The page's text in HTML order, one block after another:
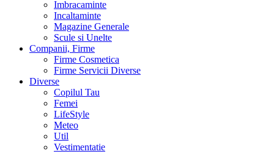
Imbracaminte
Incaltaminte
Magazine Generale
Scule si Unelte
Companii, Firme
Firme Cosmetica
Firme Servicii Diverse
Diverse
Copilul Tau
Femei
LifeStyle
Meteo
Util
Vestimentatie